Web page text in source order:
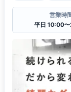
営業時
平日 10:00